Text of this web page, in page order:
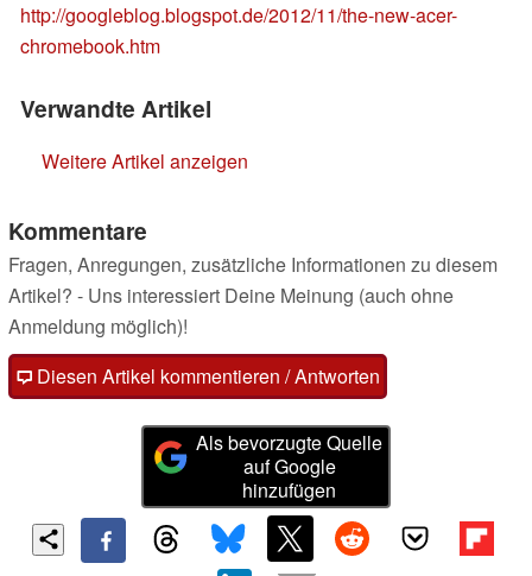
http://googleblog.blogspot.de/2012/11/the-new-acer-
chromebook.htm
Verwandte Artikel
Weitere Artikel anzeigen
Kommentare
Fragen, Anregungen, zusätzliche Informationen zu diesem
Artikel? - Uns interessiert Deine Meinung (auch ohne
Anmeldung möglich)!
Diesen Artikel kommentieren / Antworten
Als bevorzugte Quelle
auf Google
hinzufügen